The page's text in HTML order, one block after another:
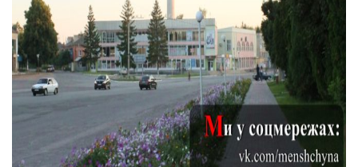
Бюджет
Тендери
Контакти